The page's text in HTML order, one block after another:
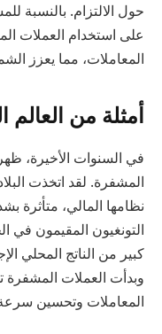
حول الالتزام. بالنسبة
على استخدام العملات
المعاملات، مما يعزز
أمثلة من العالم
في السنوات الأخيرة،
المشفرة. لقد اتخذت
نظامها المالي، متأثرة
كبير من الناتج المحلي
وبدأت العملات المشفرة
المعاملات وتحسين سرعة